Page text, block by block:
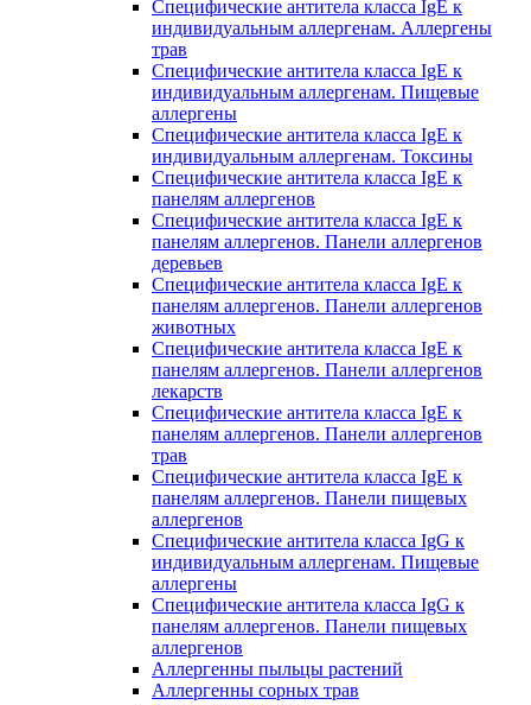
Специфические антитела класса IgE к
индивидуальным аллергенам. Аллергены
трав
Специфические антитела класса IgE к
индивидуальным аллергенам. Пищевые
аллергены
Специфические антитела класса IgE к
индивидуальным аллергенам. Токсины
Специфические антитела класса IgE к
панелям аллергенов
Специфические антитела класса IgE к
панелям аллергенов. Панели аллергенов
деревьев
Специфические антитела класса IgE к
панелям аллергенов. Панели аллергенов
животных
Специфические антитела класса IgE к
панелям аллергенов. Панели аллергенов
лекарств
Специфические антитела класса IgE к
панелям аллергенов. Панели аллергенов
трав
Специфические антитела класса IgE к
панелям аллергенов. Панели пищевых
аллергенов
Специфические антитела класса IgG к
индивидуальным аллергенам. Пищевые
аллергены
Специфические антитела класса IgG к
панелям аллергенов. Панели пищевых
аллергенов
Аллергенны пыльцы растений
Аллергенны сорных трав